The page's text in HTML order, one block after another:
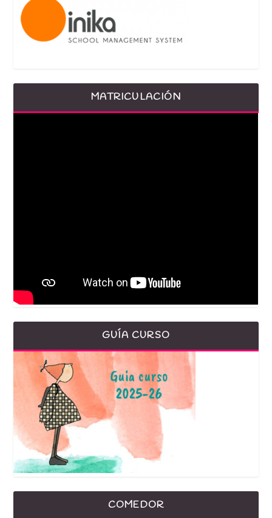
MATRICULACIÓN
GUÍA CURSO
COMEDOR